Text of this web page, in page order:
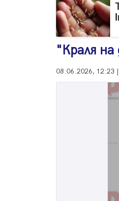
"Краля на
08.06.2026, 12:23